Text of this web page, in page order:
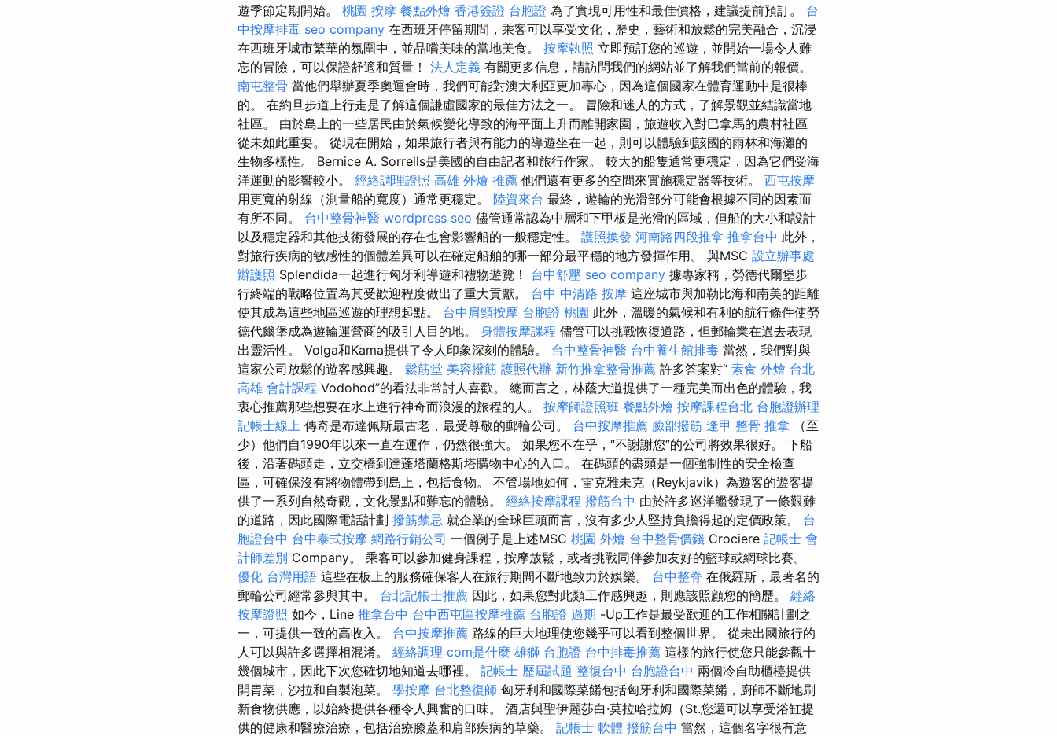
遊季節定期開始。 桃園 按摩 餐點外燴 香港簽證 台胞證 為了實現可用性和最佳價格，建議提前預訂。 台
中按摩排毒 seo company 在西班牙停留期間，乘客可以享受文化，歷史，藝術和放鬆的完美融合，沉浸
在西班牙城市繁華的氛圍中，並品嚐美味的當地美食。 按摩執照 立即預訂您的巡遊，並開始一場令人難
忘的冒險，可以保證舒適和質量！ 法人定義 有關更多信息，請訪問我們的網站並了解我們當前的報價。
南屯整骨 當他們舉辦夏季奧運會時，我們可能對澳大利亞更加專心，因為這個國家在體育運動中是很棒
的。 在約旦步道上行走是了解這個謙虛國家的最佳方法之一。 冒險和迷人的方式，了解景觀並結識當地
社區。 由於島上的一些居民由於氣候變化導致的海平面上升而離開家園，旅遊收入對巴拿馬的農村社區
從未如此重要。 從現在開始，如果旅行者與有能力的導遊坐在一起，則可以體驗到該國的雨林和海灘的
生物多樣性。 Bernice A. Sorrells是美國的自由記者和旅行作家。 較大的船隻通常更穩定，因為它們受海
洋運動的影響較小。 經絡調理證照 高雄 外燴 推薦 他們還有更多的空間來實施穩定器等技術。 西屯按摩
用更寬的射線（測量船的寬度）通常更穩定。 陸資來台 最終，遊輪的光滑部分可能會根據不同的因素而
有所不同。 台中整骨神醫 wordpress seo 儘管通常認為中層和下甲板是光滑的區域，但船的大小和設計
以及穩定器和其他技術發展的存在也會影響船的一般穩定性。 護照換發 河南路四段推拿 推拿台中 此外，
對旅行疾病的敏感性的個體差異可以在確定船舶的哪一部分最平穩的地方發揮作用。 與MSC 設立辦事處
辦護照 Splendida一起進行匈牙利導遊和禮物遊覽！ 台中舒壓 seo company 據專家稱，勞德代爾堡步
行終端的戰略位置為其受歡迎程度做出了重大貢獻。 台中 中清路 按摩 這座城市與加勒比海和南美的距離
使其成為這些地區巡遊的理想起點。 台中肩頸按摩 台胞證 桃園 此外，溫暖的氣候和有利的航行條件使勞
德代爾堡成為遊輪運營商的吸引人目的地。 身體按摩課程 儘管可以挑戰恢復道路，但郵輪業在過去表現
出靈活性。 Volga和Kama提供了令人印象深刻的體驗。 台中整骨神醫 台中養生館排毒 當然，我們對與
這家公司放鬆的遊客感興趣。 鬆筋堂 美容撥筋 護照代辦 新竹推拿整骨推薦 許多答案對“ 素食 外燴 台北
高雄 會計課程 Vodohod”的看法非常討人喜歡。 總而言之，林蔭大道提供了一種完美而出色的體驗，我
衷心推薦那些想要在水上進行神奇而浪漫的旅程的人。 按摩師證照班 餐點外燴 按摩課程台北 台胞證辦理
記帳士線上 傳奇是布達佩斯最古老，最受尊敬的郵輪公司。 台中按摩推薦 臉部撥筋 逢甲 整骨 推拿 （至
少）他們自1990年以來一直在運作，仍然很強大。 如果您不在乎，“不謝謝您”的公司將效果很好。 下船
後，沿著碼頭走，立交橋到達蓬塔蘭格斯塔購物中心的入口。 在碼頭的盡頭是一個強制性的安全檢查
區，可確保沒有將物體帶到島上，包括食物。 不管場地如何，雷克雅未克（Reykjavik）為遊客的遊客提
供了一系列自然奇觀，文化景點和難忘的體驗。 經絡按摩課程 撥筋台中 由於許多巡洋艦發現了一條艱難
的道路，因此國際電話計劃 撥筋禁忌 就企業的全球巨頭而言，沒有多少人堅持負擔得起的定價政策。 台
胞證台中 台中泰式按摩 網路行銷公司 一個例子是上述MSC 桃園 外燴 台中整骨價錢 Crociere 記帳士 會
計師差別 Company。 乘客可以參加健身課程，按摩放鬆，或者挑戰同伴參加友好的籃球或網球比賽。
優化 台灣用語 這些在板上的服務確保客人在旅行期間不斷地致力於娛樂。 台中整脊 在俄羅斯，最著名的
郵輪公司經常參與其中。 台北記帳士推薦 因此，如果您對此類工作感興趣，則應該照顧您的簡歷。 經絡
按摩證照 如今，Line 推拿台中 台中西屯區按摩推薦 台胞證 過期 -Up工作是最受歡迎的工作相關計劃之
一，可提供一致的高收入。 台中按摩推薦 路線的巨大地理使您幾乎可以看到整個世界。 從未出國旅行的
人可以與許多選擇相混淆。 經絡調理 com是什麼 雄獅 台胞證 台中排毒推薦 這樣的旅行使您只能參觀十
幾個城市，因此下次您確切地知道去哪裡。 記帳士 歷屆試題 整復台中 台胞證台中 兩個冷自助櫃檯提供
開胃菜，沙拉和自製泡菜。 學按摩 台北整復師 匈牙利和國際菜餚包括匈牙利和國際菜餚，廚師不斷地刷
新食物供應，以始終提供各種令人興奮的口味。 酒店與聖伊麗莎白·莫拉哈拉姆（St.您還可以享受浴缸提
供的健康和醫療治療，包括治療膝蓋和肩部疾病的草藥。 記帳士 軟體 撥筋台中 當然，這個名字很有意